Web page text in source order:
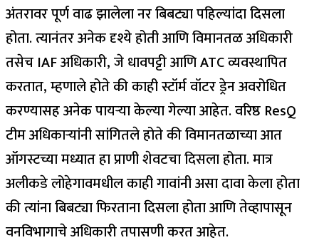
अंतरावर पूर्ण वाढ झालेला नर बिबट्या पहिल्यांदा दिसला
होता.त्यानंतर अनेक दृश्ये होती आणि विमानतळ अधिकारी
तसेच IAF अधिकारी, जे धावपट्टी आणि ATC व्यवस्थापित
करतात, म्हणाले होते की काही स्टॉर्म वॉटर ड्रेन अवरोधित
करण्यासह अनेक पायऱ्या केल्या गेल्या आहेत.वरिष्ठ ResQ
टीम अधिकाऱ्यांनी सांगितले होते की विमानतळाच्या आत
ऑगस्टच्या मध्यात हा प्राणी शेवटचा दिसला होता. मात्र
अलीकडे लोहेगावमधील काही गावांनी असा दावा केला होता
की त्यांना बिबट्या फिरताना दिसला होता आणि तेव्हापासून
वनविभागाचे अधिकारी तपासणी करत आहेत.